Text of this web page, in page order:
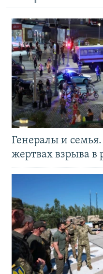
Генералы и
жертвах взрыва в